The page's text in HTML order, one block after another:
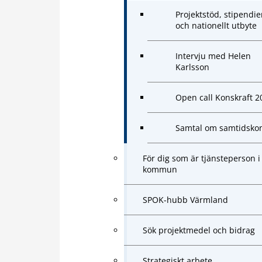
Projektstöd,
och nationellt utbyte
Intervju med Helen
Karlsson
Open call Konskraft
Samtal om
För dig som är tjänsteperson i
kommun
SPOK-hubb Värmland
Sök projektmedel och bidrag